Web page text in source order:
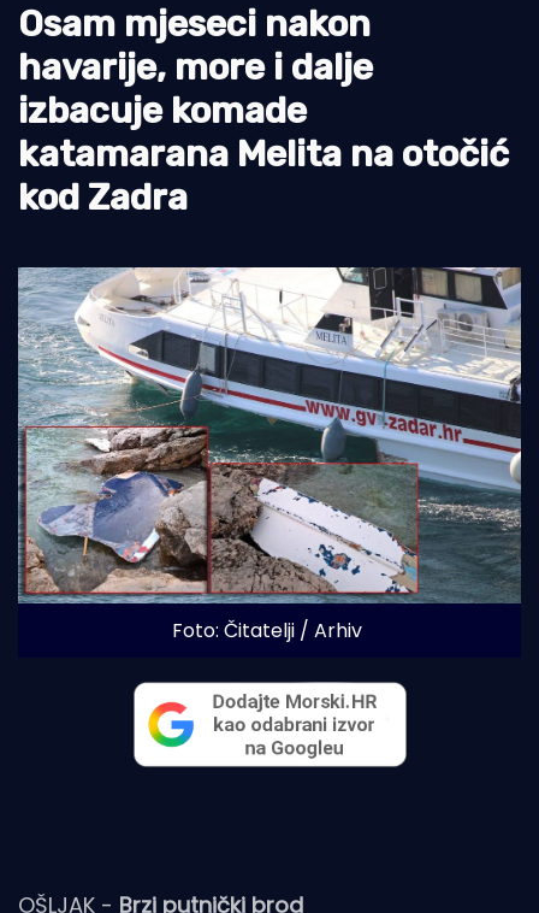
Ekologija
Tradicija i kultura
Osam mjeseci nakon
havarije, more i dalje
izbacuje komade
katamarana Melita na otočić
kod Zadra
Foto: Čitatelji / Arhiv
OŠLJAK - Brzi putnički brod